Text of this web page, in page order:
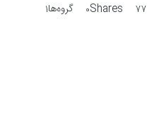
77
Shares
0 گروه‌ها1